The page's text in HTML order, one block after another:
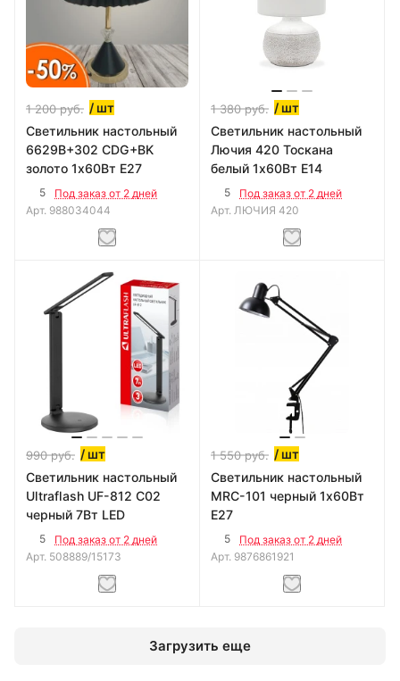
1 200руб. / шт
Светильник настольный
6629B+302 CDG+BK
золото 1х60Вт E27
5
Под заказ от 2 дней
Арт. 988034044
1 380руб. / шт
Светильник настольный
Лючия 420 Тоскана
белый 1х60Вт E14
5
Под заказ от 2 дней
Арт. ЛЮЧИЯ 420
990руб. / шт
Светильник настольный
Ultraflash UF-812 С02
черный 7Вт LED
5
Под заказ от 2 дней
Арт. 508889/15173
1 550руб. / шт
Светильник настольный
MRC-101 черный 1х60Вт
E27
5
Под заказ от 2 дней
Арт. 9876861921
Загрузить еще